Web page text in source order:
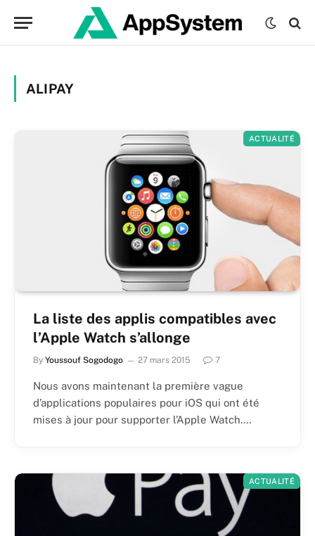
ALIPAY
ACTUALITÉ
La liste des applis compatibles avec
l’Apple Watch s’allonge
By Youssouf Sogodogo 27 mars 2015 7
Nous avons maintenant la première vague
d’applications populaires pour iOS qui ont été
mises à jour pour supporter l’Apple Watch.…
ACTUALITÉ